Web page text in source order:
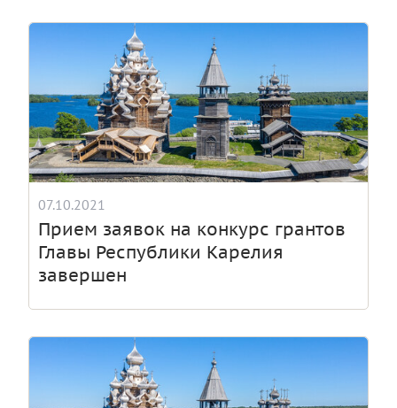
07.10.2021
Прием заявок на конкурс грантов
Главы Республики Карелия
завершен